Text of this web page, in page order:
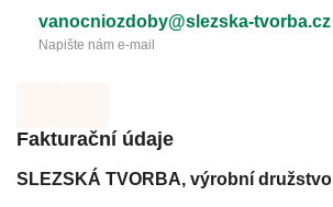
vanocniozdoby@slezska-tvorba.cz
Napište nám e-mail
Fakturační údaje
SLEZSKÁ TVORBA, výrobní družstvo